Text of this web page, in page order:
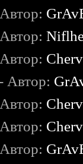
- Автор: